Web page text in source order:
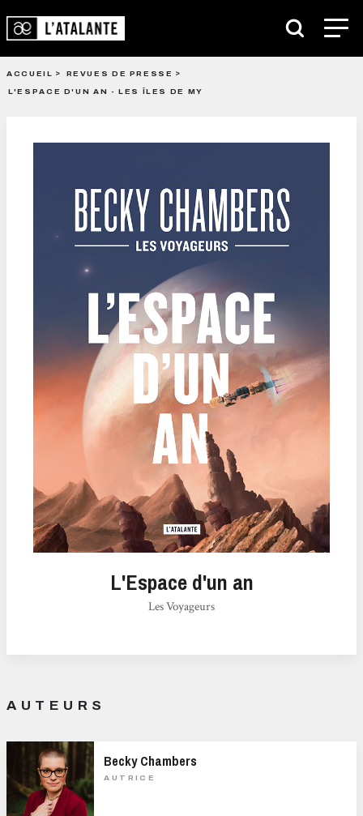
ACCUEIL
REVUES DE PRESSE
L'ESPACE D'UN AN - LES ÎLES DE MY
L'Espace d'un an
Les Voyageurs
AUTEURS
Becky Chambers
AUTRICE